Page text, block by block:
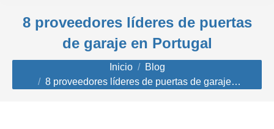
8 proveedores líderes de puertas
de garaje en Portugal
Estás aquí: Inicio
Blog
8 proveedores líderes de puertas de garaje…